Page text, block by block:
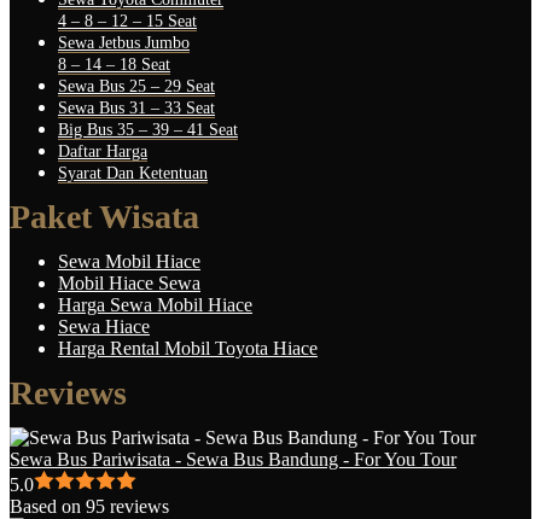
4 – 8 – 12 – 15 Seat
Sewa Jetbus Jumbo
8 – 14 – 18 Seat
Sewa Bus 25 – 29 Seat
Sewa Bus 31 – 33 Seat
Big Bus 35 – 39 – 41 Seat
Daftar Harga
Syarat Dan Ketentuan
Paket Wisata
Sewa Mobil Hiace
Mobil Hiace Sewa
Harga Sewa Mobil Hiace
Sewa Hiace
Harga Rental Mobil Toyota Hiace
Reviews
Sewa Bus Pariwisata - Sewa Bus Bandung - For You Tour
5.0
Based on 95 reviews